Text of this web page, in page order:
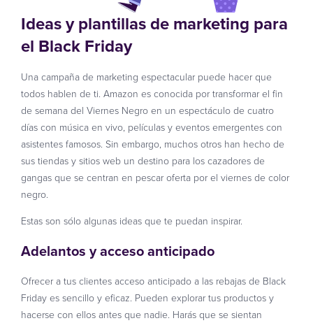
Ideas y plantillas de marketing para
el Black Friday
Una campaña de marketing espectacular puede hacer que
todos hablen de ti. Amazon es conocida por transformar el fin
de semana del Viernes Negro en un espectáculo de cuatro
días con música en vivo, películas y eventos emergentes con
asistentes famosos. Sin embargo, muchos otros han hecho de
sus tiendas y sitios web un destino para los cazadores de
gangas que se centran en pescar oferta por el viernes de color
negro.
Estas son sólo algunas ideas que te puedan inspirar.
Adelantos y acceso anticipado
Ofrecer a tus clientes acceso anticipado a las rebajas de Black
Friday es sencillo y eficaz. Pueden explorar tus productos y
hacerse con ellos antes que nadie. Harás que se sientan